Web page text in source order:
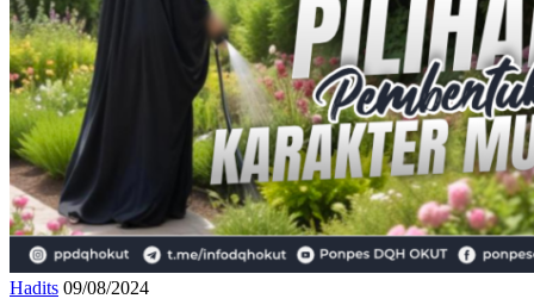
Hadits 09/08/2024
40 Hadits Pilihan Pembentuk Karakter Muslimah